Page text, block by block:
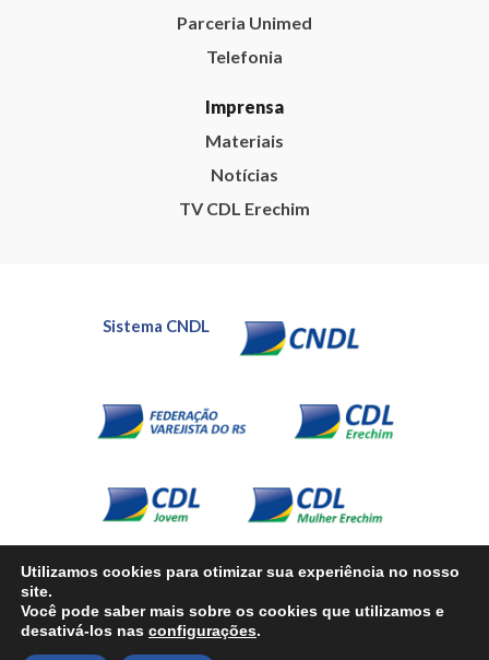
Parceria Unimed
Telefonia
Imprensa
Materiais
Notícias
TV CDL Erechim
Sistema CNDL
Utilizamos cookies para otimizar sua experiência no nosso
site.
Você pode saber mais sobre os cookies que utilizamos e
desativá-los nas configurações.